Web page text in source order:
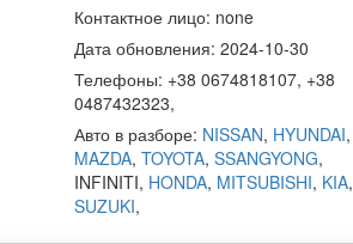
Контактное лицо: none
Дата обновления: 2024-10-30
Телефоны: +38 0674818107, +38
0487432323,
Авто в разборе: NISSAN, HYUNDAI,
MAZDA, TOYOTA, SSANGYONG,
INFINITI, HONDA, MITSUBISHI, KIA,
SUZUKI,